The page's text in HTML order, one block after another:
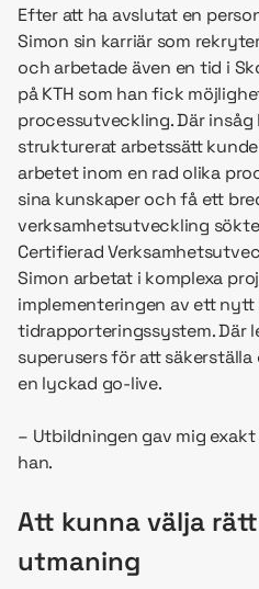
Efter att ha avslutat en
Simon sin karriär som
och arbetade även en tid i
på KTH som han fick
processutveckling. Där
strukturerat arbetssätt
arbetet inom en rad olika
sina kunskaper och få ett
verksamhetsutveckling
Certifierad
Simon arbetat i komplexa
implementeringen av ett
tidrapporteringssystem. Där
superusers för att
en lyckad go-live.
– Utbildningen gav mig
han.
Att kunna välja
utmaning